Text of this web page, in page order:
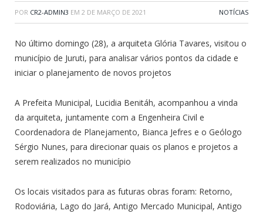
POR CR2-ADMIN3 EM 2 DE MARÇO DE 2021 NOTÍCIAS
No último domingo (28), a arquiteta Glória Tavares, visitou o
município de Juruti, para analisar vários pontos da cidade e
iniciar o planejamento de novos projetos
A Prefeita Municipal, Lucidia Benitáh, acompanhou a vinda
da arquiteta, juntamente com a Engenheira Civil e
Coordenadora de Planejamento, Bianca Jefres e o Geólogo
Sérgio Nunes, para direcionar quais os planos e projetos a
serem realizados no município
Os locais visitados para as futuras obras foram: Retorno,
Rodoviária, Lago do Jará, Antigo Mercado Municipal, Antigo